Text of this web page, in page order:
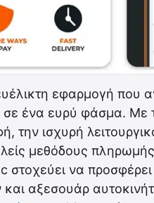
εφαρμογή που
ένα ευρύ φάσμα. Με
την ισχυρή
μεθόδους πληρωμής
στοχεύει να
αξεσουάρ